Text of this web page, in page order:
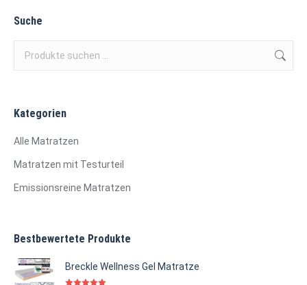
Suche
Kategorien
Alle Matratzen
Matratzen mit Testurteil
Emissionsreine Matratzen
Bestbewertete Produkte
Breckle Wellness Gel Matratze